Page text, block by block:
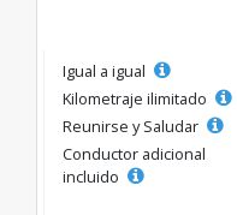
Igual a igual
Kilometraje ilimitado
Reunirse y Saludar
Conductor adicional
incluido